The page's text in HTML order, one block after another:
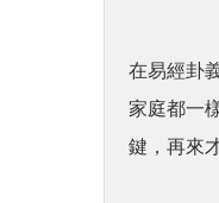
在易經卦
家庭都一
鍵，再來